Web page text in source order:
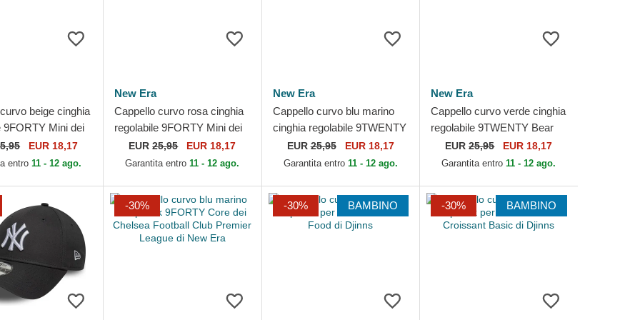
beige cinghia
9FORTY Mini dei
Yankees MLB di
EUR 18,17
entro11 - 12 ago.
New Era
Cappello curvo rosa cinghia
regolabile 9FORTY Mini dei
New York Yankees MLB di
New Era
EUR25,95 EUR 18,17
Garantita entro11 - 12 ago.
New Era
Cappello curvo blu marino
cinghia regolabile 9TWENTY
Contrast Stitch dei New York
Yankees MLB di...
EUR25,95 EUR 18,17
Garantita entro 11 - 12 ago.
New Era
Cappello curvo verde cinghia
regolabile 9TWENTY Bear
dei AC Milan Serie A di New
Era
EUR25,95 EUR 18,17
Garantita entro11 - 12 ago.
-30% -30% BAMBINO -30% BAMBINO